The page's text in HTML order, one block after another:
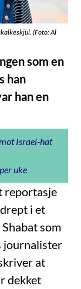
(Foto: Al
som en
han
han en
Israel-hat
uke
reportasje
i et
som
journalister
at
dekket